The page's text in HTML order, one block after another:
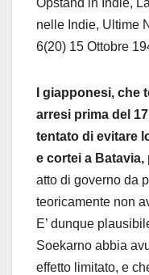
nelle Indie, Ultime
6(20) 15 Ottobre
I giapponesi, che
arresi prima del
tentato di evitare
e cortei a
atto di governo da
teoricamente non
E’ dunque
Soekarno abbia
effetto limitato, e